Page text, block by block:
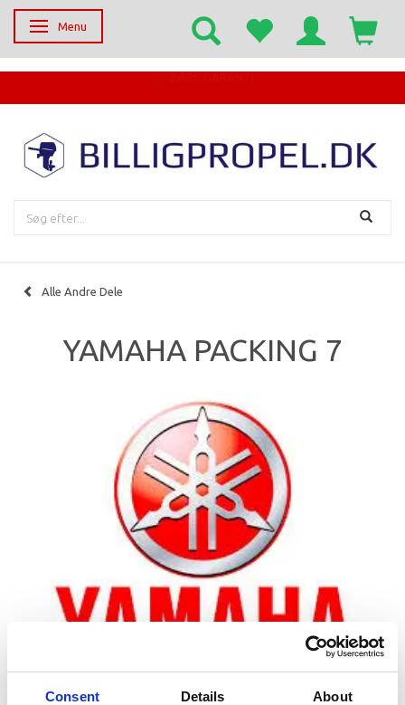
Consent Details About
Skifte navigation
Menu
Alle Andre Dele
YAMAHA PACKING 7